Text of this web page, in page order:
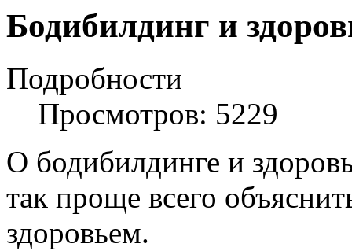
Бодибилдинг и
Подробности
Просмотров: 5229
О бодибилдинге и
так проще всего
здоровьем.